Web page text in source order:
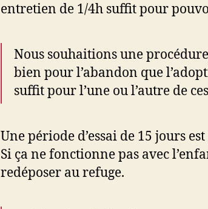
entretien de 1/4h suffit pour
Nous souhaitions une
bien pour l’abandon que
suffit pour l’une ou l’autre de
Une période d’essai de 15 jours
Si ça ne fonctionne pas avec
redéposer au refuge.